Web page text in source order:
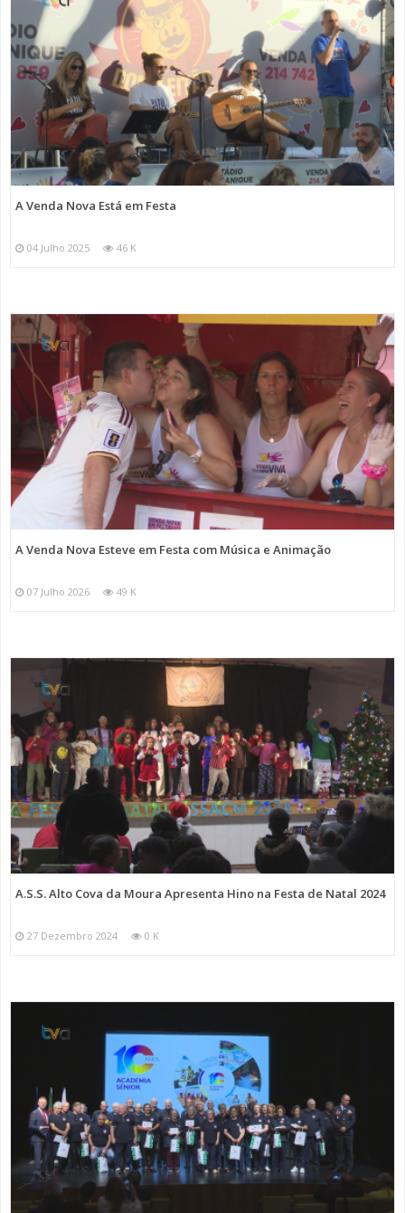
A Venda Nova Está em Festa
04 Julho 2025 46 K
A Venda Nova Esteve em Festa com Música e Animação
07 Julho 2026 49 K
A.S.S. Alto Cova da Moura Apresenta Hino na Festa de Natal 2024
27 Dezembro 2024 0 K